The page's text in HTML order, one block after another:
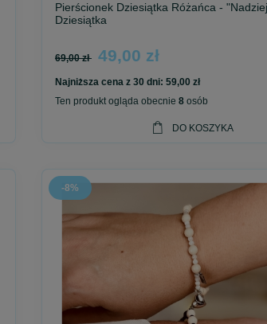
Pierścionek Dziesiątka Różańca -
Dziesiątka
69,00 zł 49,00 zł
Najniższa cena z 30 dni: 59,00 zł
Ten produkt ogląda obecnie 8osób
DO KOSZYKA
-8%